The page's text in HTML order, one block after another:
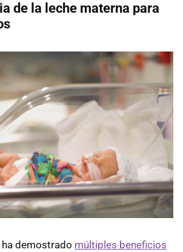
de la leche materna para
demostrado múltiples beneficios